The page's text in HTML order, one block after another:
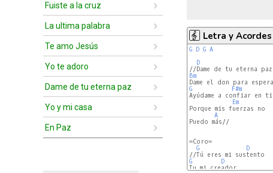
Fuiste a la cruz
La ultima palabra
Te amo Jesús
Yo te adoro
Dame de tu eterna paz
Yo y mi casa
En Paz
Letra y Acordes
G D G A
D
Bm
G
F#m
Ayúdame a confiar en ti
Em
Porque mis fuerzas no
A
Puedo más//
=Coro=
G
D
G
D